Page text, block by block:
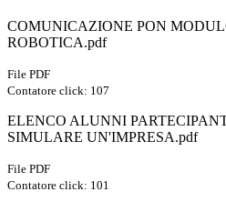
COMUNICAZIONE PON
ROBOTICA.pdf
File PDF
Contatore click: 107
ELENCO ALUNNI
SIMULARE UN'IMPRESA.pdf
File PDF
Contatore click: 101